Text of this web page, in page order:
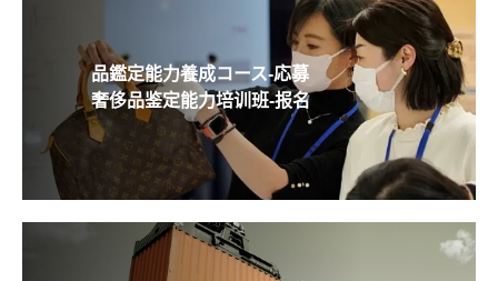
品鑑定能力養成コース-応募
奢侈品鉴定能力培训班-报名